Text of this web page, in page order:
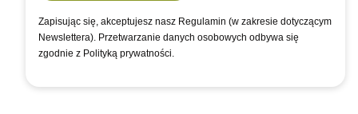
Zapisując się, akceptujesz nasz Regulamin (w zakresie dotyczącym
Newslettera). Przetwarzanie danych osobowych odbywa się
zgodnie z Polityką prywatności.